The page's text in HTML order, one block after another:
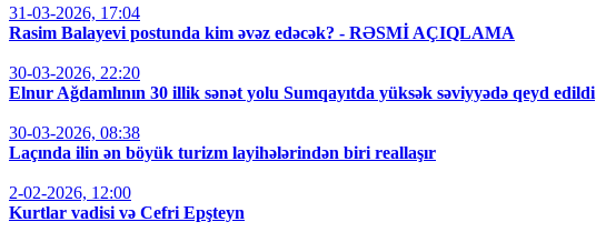
31-03-2026, 17:04
Rasim Balayevi postunda kim əvəz edəcək? - RƏSMİ AÇIQLAMA
30-03-2026, 22:20
Elnur Ağdamlının 30 illik sənət yolu Sumqayıtda yüksək səviyyədə qeyd edildi
30-03-2026, 08:38
Laçında ilin ən böyük turizm layihələrindən biri reallaşır
2-02-2026, 12:00
Kurtlar vadisi və Cefri Epşteyn